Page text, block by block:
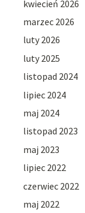
kwiecień 2026
marzec 2026
luty 2026
luty 2025
listopad 2024
lipiec 2024
maj 2024
listopad 2023
maj 2023
lipiec 2022
czerwiec 2022
maj 2022